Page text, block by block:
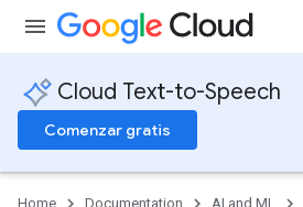
Cloud Text-to-Speech
Comenzar gratis
Home Documentation AI and ML